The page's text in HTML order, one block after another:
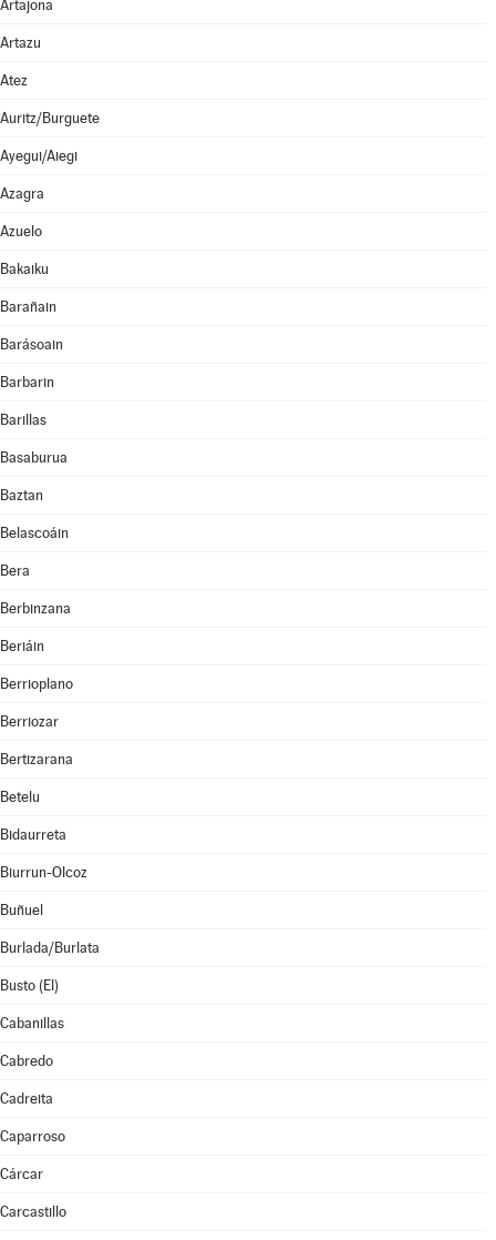
Artajona
Artazu
Atez
Auritz/Burguete
Ayegui/Aiegi
Azagra
Azuelo
Bakaiku
Barañain
Barásoain
Barbarin
Barillas
Basaburua
Baztan
Belascoáin
Bera
Berbinzana
Beriáin
Berrioplano
Berriozar
Bertizarana
Betelu
Bidaurreta
Biurrun-Olcoz
Buñuel
Burlada/Burlata
Busto (El)
Cabanillas
Cabredo
Cadreita
Caparroso
Cárcar
Carcastillo